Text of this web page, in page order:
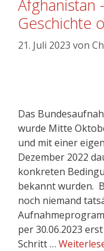
Afghanistan
Geschichte
21. Juli 2023 von
Das
wurde Mitte
und mit einer
Dezember 2022
konkreten
bekannt wurden.
noch niemand
per 30.06.2023
Schritt …